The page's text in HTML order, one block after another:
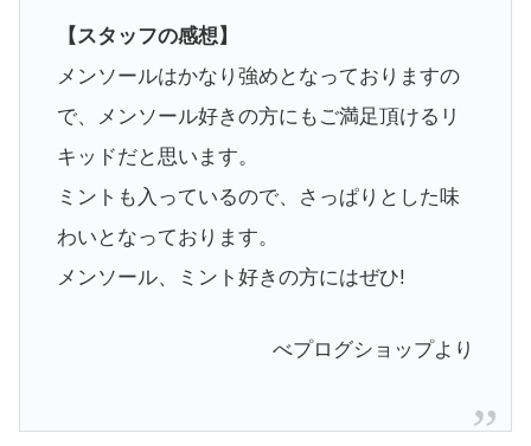
【スタッフの感想】
メンソールはかなり強めとなっておりますの
で、メンソール好きの方にもご満足頂けるリ
キッドだと思います。
ミントも入っているので、さっぱりとした味
わいとなっております。
メンソール、ミント好きの方にはぜひ!
べプログショップより